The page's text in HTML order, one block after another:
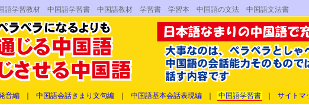
語学習教材 中国語学習書 中国語教材 学習書 学習本 中国語の文法 中国語文法書
音編 中国語会話きまり文句編 中国語基本会話表現編 中国語学習書 サイトマ